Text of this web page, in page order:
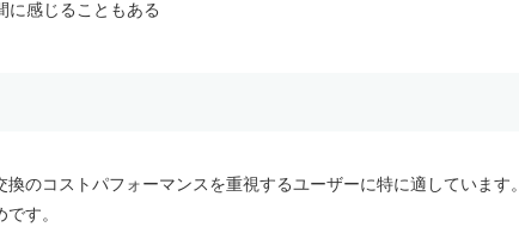
に感じることもある
のコストパフォーマンスを重視するユーザーに特に適しています。
す。